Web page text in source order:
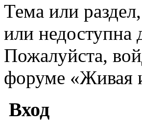
Тема или
или недоступна
Пожалуйста,
форуме «Живая
Вход